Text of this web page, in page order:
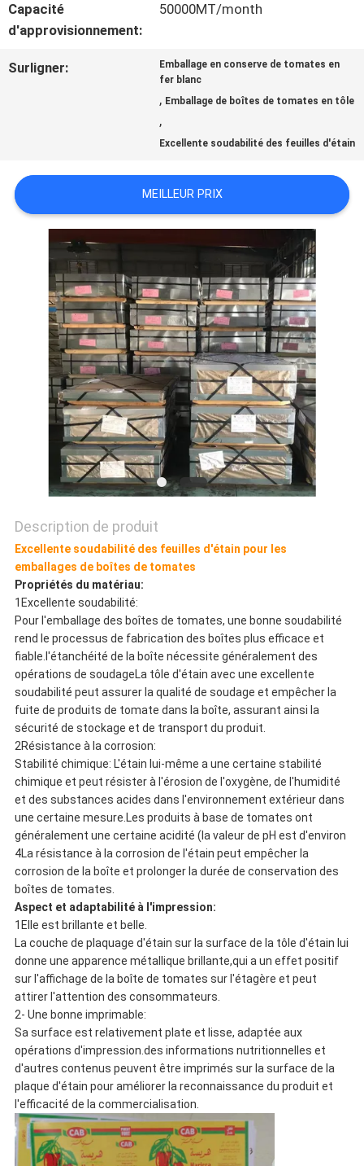
NOUS
NOUVELLES
DEMANDEZ
UNE
CITATION
PLAN
POLITIQUE
CONFIDENTIALITÉ
Capacité
d'approvisionnement:
50000MT/month
Surligner:
Emballage en conserve de tomates en
fer blanc
, Emballage de boîtes de tomates en tôle
,
Excellente soudabilité des feuilles d'étain
MEILLEUR PRIX
Description de produit
Excellente soudabilité des feuilles d'étain pour les
emballages de boîtes de tomates
Propriétés du matériau:
1Excellente soudabilité:
Pour l'emballage des boîtes de tomates, une bonne soudabilité
rend le processus de fabrication des boîtes plus efficace et
fiable.l'étanchéité de la boîte nécessite généralement des
opérations de soudageLa tôle d'étain avec une excellente
soudabilité peut assurer la qualité de soudage et empêcher la
fuite de produits de tomate dans la boîte, assurant ainsi la
sécurité de stockage et de transport du produit.
2Résistance à la corrosion:
Stabilité chimique: L'étain lui-même a une certaine stabilité
chimique et peut résister à l'érosion de l'oxygène, de l'humidité
et des substances acides dans l'environnement extérieur dans
une certaine mesure.Les produits à base de tomates ont
généralement une certaine acidité (la valeur de pH est d'environ
4La résistance à la corrosion de l'étain peut empêcher la
corrosion de la boîte et prolonger la durée de conservation des
boîtes de tomates.
Aspect et adaptabilité à l'impression:
1Elle est brillante et belle.
La couche de plaquage d'étain sur la surface de la tôle d'étain lui
donne une apparence métallique brillante,qui a un effet positif
sur l'affichage de la boîte de tomates sur l'étagère et peut
attirer l'attention des consommateurs.
2- Une bonne imprimable:
Sa surface est relativement plate et lisse, adaptée aux
opérations d'impression.des informations nutritionnelles et
d'autres contenus peuvent être imprimés sur la surface de la
plaque d'étain pour améliorer la reconnaissance du produit et
l'efficacité de la commercialisation.